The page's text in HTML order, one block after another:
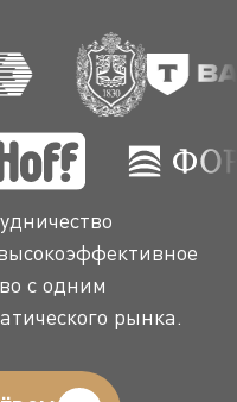
с одним
рынка.